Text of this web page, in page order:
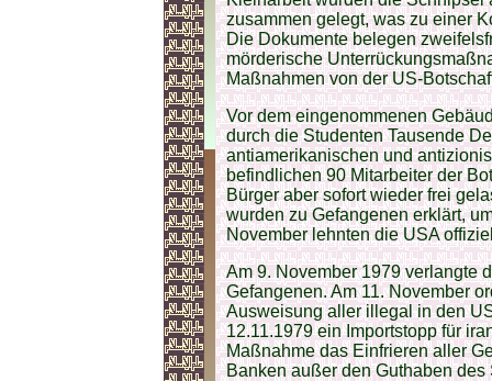
zusammen gelegt, was zu einer
Die Dokumente belegen
mörderische
Maßnahmen von der US-
Vor dem eingenommenen
durch die Studenten Tausende
antiamerikanischen und
befindlichen 90 Mitarbeiter der
Bürger aber sofort wieder frei
wurden zu Gefangenen erklärt,
November lehnten die USA
Am 9. November 1979 verlangte
Gefangenen. Am 11. November
Ausweisung aller illegal in den
12.11.1979 ein Importstopp für
Maßnahme das Einfrieren aller
Banken außer den Guthaben des